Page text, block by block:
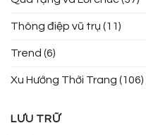
Thông điệp vũ trụ (11)
Trend (6)
Xu Hướng Thời Trang (106)
LƯU TRỮ